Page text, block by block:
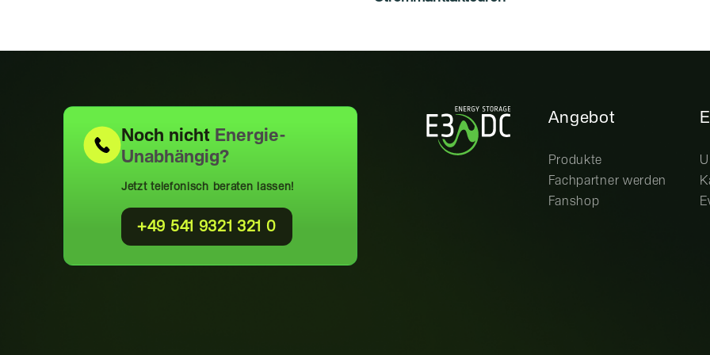
Noch nicht Energie-
Unabhängig?
Jetzt telefonisch beraten lassen!
+49 541 9321 321 0
Angebot
Produkte
Fachpartner werden
Fanshop